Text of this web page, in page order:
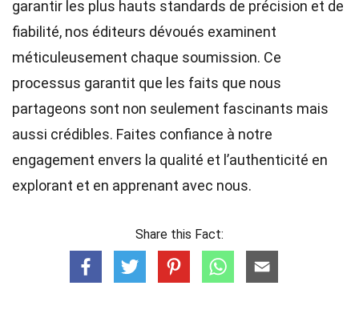
garantir les plus hauts standards de précision et de
fiabilité, nos éditeurs dévoués examinent
méticuleusement chaque soumission. Ce
processus garantit que les faits que nous
partageons sont non seulement fascinants mais
aussi crédibles. Faites confiance à notre
engagement envers la qualité et l’authenticité en
explorant et en apprenant avec nous.
Share this Fact: